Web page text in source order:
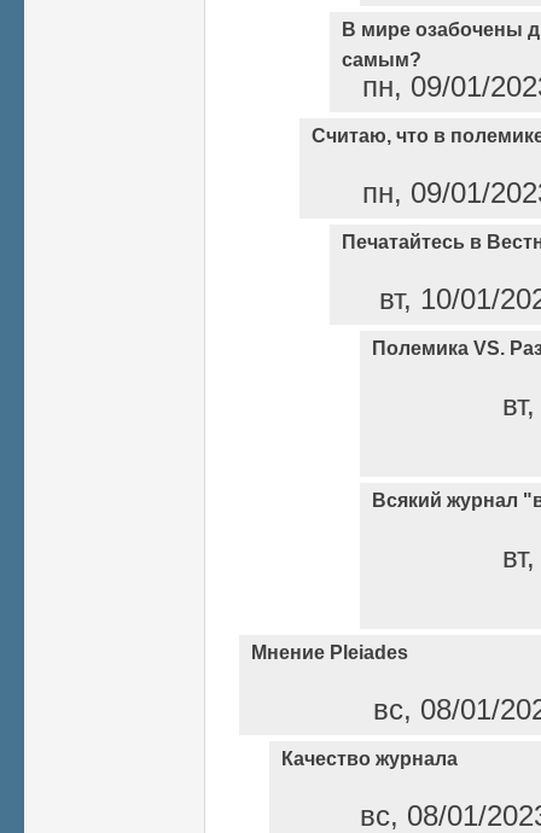
В мире озабочены
самым?
пн, 09/01/
Считаю, что в
пн, 09/01/
Печатайтесь в
вт, 10/01/
Полемика VS.
Всякий журнал
Мнение Pleiades
вс, 08/01/
Качество журнала
вс, 08/01/